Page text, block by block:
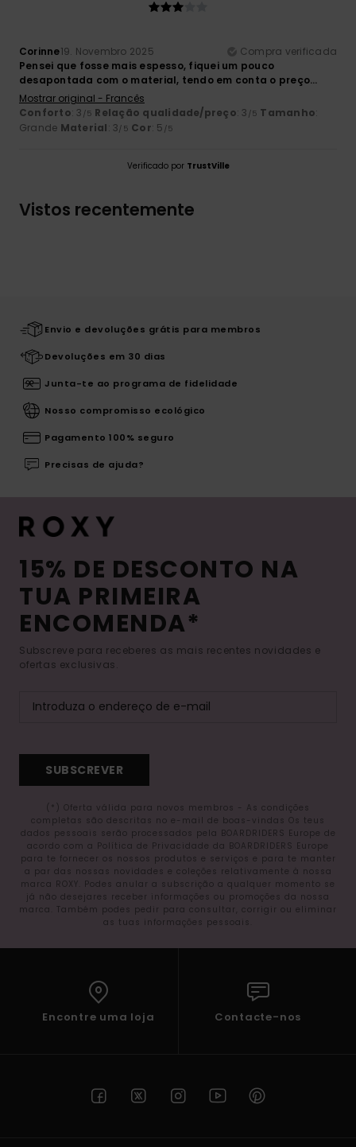
Corinne19. Novembro 2025
Compra verificada
Pensei que fosse mais espesso, fiquei um pouco
desapontada com o material, tendo em conta o preço...
Mostrar original - Francês
Conforto: 3 /5 Relação qualidade/preço: 3 /5 Tamanho:
Grande Material: 3/5 Cor: 5 /5
Verificado por TrustVille
Vistos recentemente
Envio e devoluções grátis para membros
Devoluções em 30 dias
Junta-te ao programa de fidelidade
Nosso compromisso ecológico
Pagamento 100% seguro
Precisas de ajuda?
15% DE DESCONTO NA
TUA PRIMEIRA
ENCOMENDA*
Subscreve para receberes as mais recentes novidades e
ofertas exclusivas.
SUBSCREVER
(*) Oferta válida para novos membros - As condições
completas são descritas no e-mail de boas-vindas Os teus
dados pessoais serão processados pela BOARDRIDERS Europe de
acordo com a Política de Privacidade da BOARDRIDERS Europe
para te fornecer os nossos produtos e serviços e para te manter
a par das nossas novidades e coleções relativamente à nossa
marca ROXY. Podes anular a subscrição a qualquer momento se
já não desejares receber informações ou promoções da nossa
marca. Também podes pedir para consultar, corrigir ou eliminar
as tuas informações pessoais.
Encontre uma loja Contacte-nos